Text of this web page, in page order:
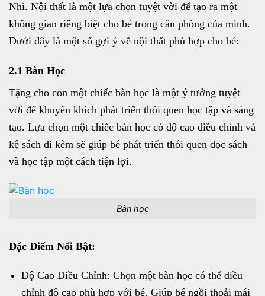
Nhi. Nội thất là một lựa chọn tuyệt vời để tạo ra một
không gian riêng biệt cho bé trong căn phòng của mình.
Dưới đây là một số gợi ý về nội thất phù hợp cho bé:
2.1 Bàn Học
Tặng cho con một chiếc bàn học là một ý tưởng tuyệt
vời để khuyến khích phát triển thói quen học tập và sáng
tạo. Lựa chọn một chiếc bàn học có độ cao điều chỉnh và
kệ sách đi kèm sẽ giúp bé phát triển thói quen đọc sách
và học tập một cách tiện lợi.
Bàn học
Đặc Điểm Nổi Bật:
Độ Cao Điều Chỉnh: Chọn một bàn học có thể điều
chỉnh độ cao phù hợp với bé. Giúp bé ngồi thoải mái